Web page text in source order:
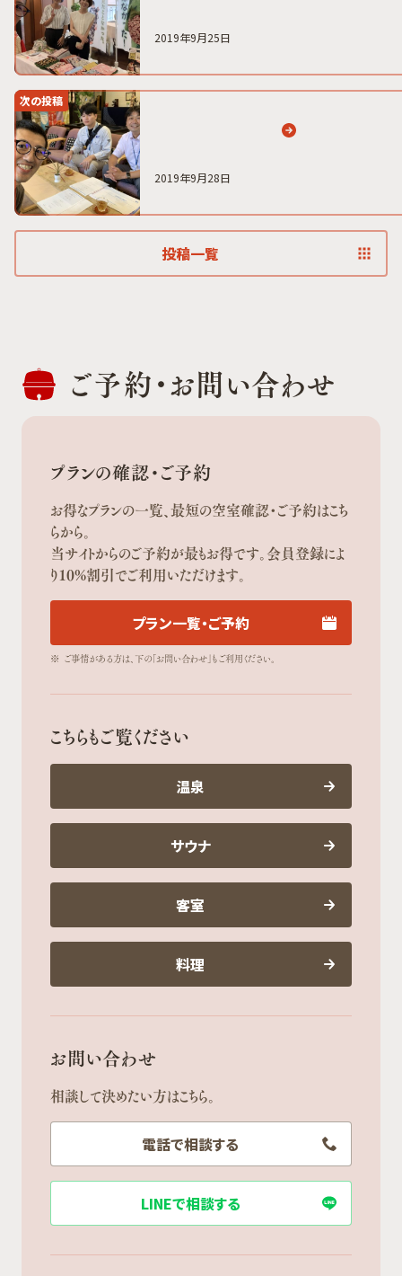
2019年9月25日
次の投稿
2019年9月28日
投稿一覧
ご予約・お問い合わせ
プランの確認・ご予約
お得なプランの一覧、最短の空室確認・ご予約はこち
らから。
当サイトからのご予約が最もお得です。会員登録によ
り10%割引でご利用いただけます。
プラン一覧・ご予約
※ ご事情がある方は、下の「お問い合わせ」もご利用ください。
こちらもご覧ください
温泉
サウナ
客室
料理
お問い合わせ
相談して決めたい方はこちら。
電話で相談する
LINEで相談する